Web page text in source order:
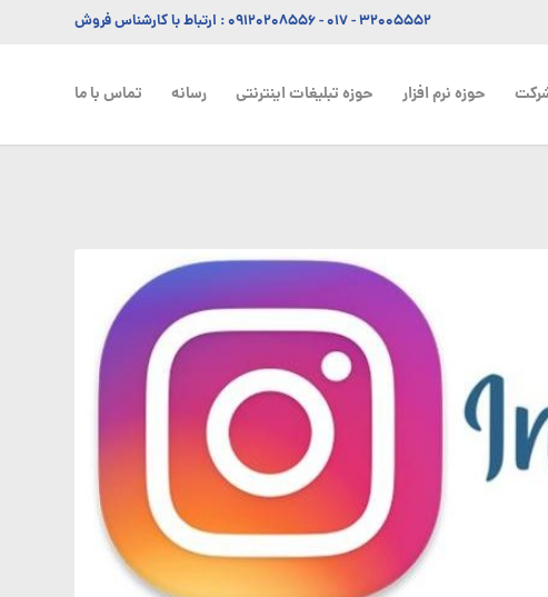
۳۲۰۰۵۵۵۲ - ۰۱۷ -۰۹۱۲۰۲۰۸۵۵۶: ارتباط با کارشناس فروش
حوزه نرم افزار حوزه تبلیغات اینترنتی رسانه تماس با ما